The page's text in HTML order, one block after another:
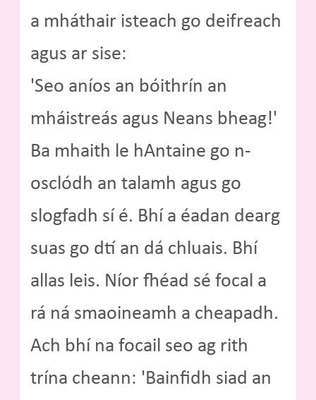
a mháthair isteach go deifreach
agus ar sise:
'Seo aníos an bóithrín an
mháistreás agus Neans bheag!'
Ba mhaith le hAntaine go n-
osclódh an talamh agus go
slogfadh sí é. Bhí a éadan dearg
suas go dtí an dá chluais. Bhí
allas leis. Níor fhéad sé focal a
rá ná smaoineamh a cheapadh.
Ach bhí na focail seo ag rith
trína cheann: 'Bainfidh siad an